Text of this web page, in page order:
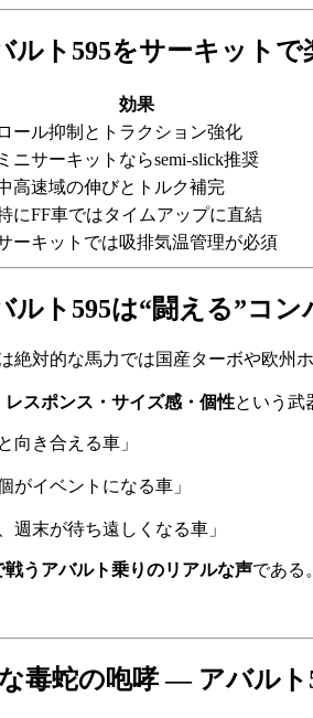
ルト595をサーキットで
効果
ロール抑制とトラクション強化
ミニサーキットならsemi-slick推奨
高速域の伸びとトルク補完
にFF車ではタイムアップに直結
ーキットでは吸排気温管理が必須
ルト595は“闘える”コ
絶対的な馬力では国産ターボや欧州
レスポンス・サイズ感・個性という武
向き合える車」
がイベントになる車」
週末が待ち遠しくなる車」
戦うアバルト乗りのリアルな声である。
毒蛇の咆哮 ― アバルト